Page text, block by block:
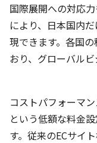
国際展開への対応
により、日本国内
現できます。各国
おり、グローバル
コストパフォーマ
という低額な料金
す。従来のECサイ